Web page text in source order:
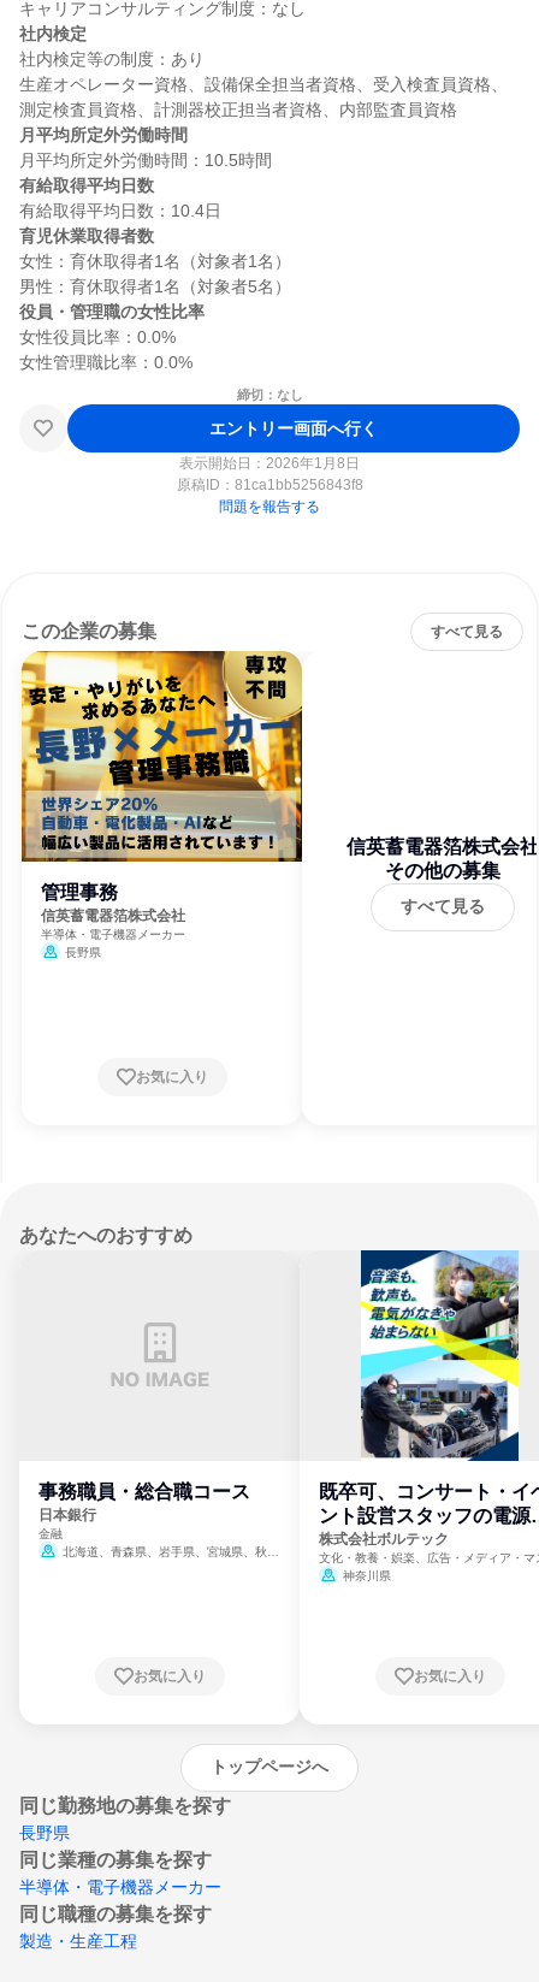
社内検定
社内検定等の制度：あり
生産オペレーター資格、設備保全担当者資格、受入検査員資格、
月平均所定外労働時間
有給取得平均日数
育児休業取得者数
女性：育休取得者1名（対象者1名）
役員・管理職の女性比率
女性役員比率：0.0%
締切：なし
エントリー画面へ行く
表示開始日：2026年1月8日
原稿ID： 81ca1bb5256843f8
問題を報告する
この企業の募集 すべて見る
管理事務
信英蓄電器箔株式会社
半導体・電子機器メーカー
長野県
お気に入り
信英蓄電器箔株式会社
その他の募集
すべて見る
あなたへのおすすめ
事務職員・総合職コース
日本銀行
金融
北海道、青森県、岩手県、宮城県、秋田
崎県、熊本県、大分県、宮崎県、鹿児島県、
お気に入り
既卒可、コンサート・イ
ント設営スタッフの電源
門
株式会社ボルテック
文化・教養・娯楽、広告・メディア・マ
ミ、電力・ガス・水道・エネルギー
神奈川県
お気に入り
トップページへ
同じ勤務地の募集を探す
長野県
同じ業種の募集を探す
半導体・電子機器メーカー
同じ職種の募集を探す
製造・生産工程